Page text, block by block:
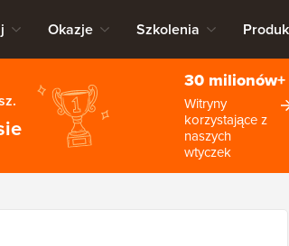
Okazje Szkolenia
30 milionów+
Witryny
korzystające z
naszych
wtyczek